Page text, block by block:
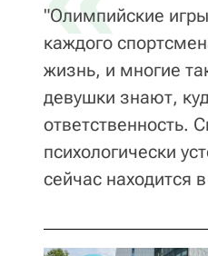
"Олимпийские
каждого
жизнь, и многие
девушки знают,
ответственность.
психологически
сейчас находится